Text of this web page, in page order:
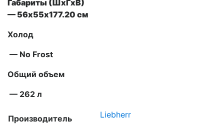
Габариты (ШxГxВ)
— 56х55х177.20 см
Холод
— No Frost
Общий объем
— 262 л
Производитель Liebherr